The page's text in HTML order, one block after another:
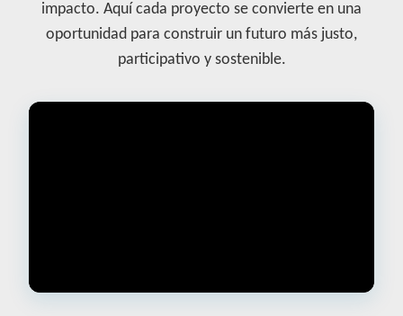
impacto. Aquí cada proyecto se convierte en una
oportunidad para construir un futuro más justo,
participativo y sostenible.